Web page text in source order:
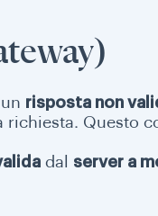
risposta non
Questo
dal server a